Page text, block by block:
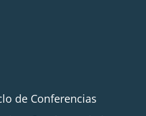
de Conferencias